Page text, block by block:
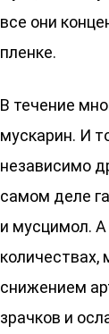
все они
пленке.
В течение
мускарин. И
независимо
самом деле
и мусцимол. А
снижением
зрачков и